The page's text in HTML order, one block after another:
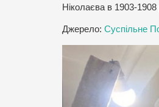
Ніколаєва в 1903-
Джерело: Суспільне